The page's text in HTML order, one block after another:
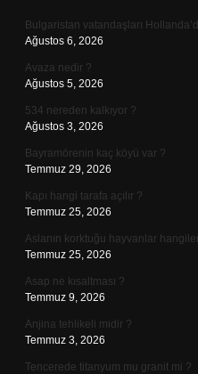
Bulgaristan vatandaşları
Ağustos 6, 2026
Avaza nedir ?
Ağustos 5, 2026
534 nereden kalkıyor ?
Ağustos 3, 2026
Bayramörenin kaç köyü var ?
Temmuz 29, 2026
Kapı hangi tarafa açılır ?
Temmuz 25, 2026
Aslanın korktuğu hayvanlar
Temmuz 25, 2026
Asap ne kısaltması ?
Temmuz 9, 2026
Anjina tehlikeli midir ?
Temmuz 3, 2026
Tencerede titanyum mu granit mi ?